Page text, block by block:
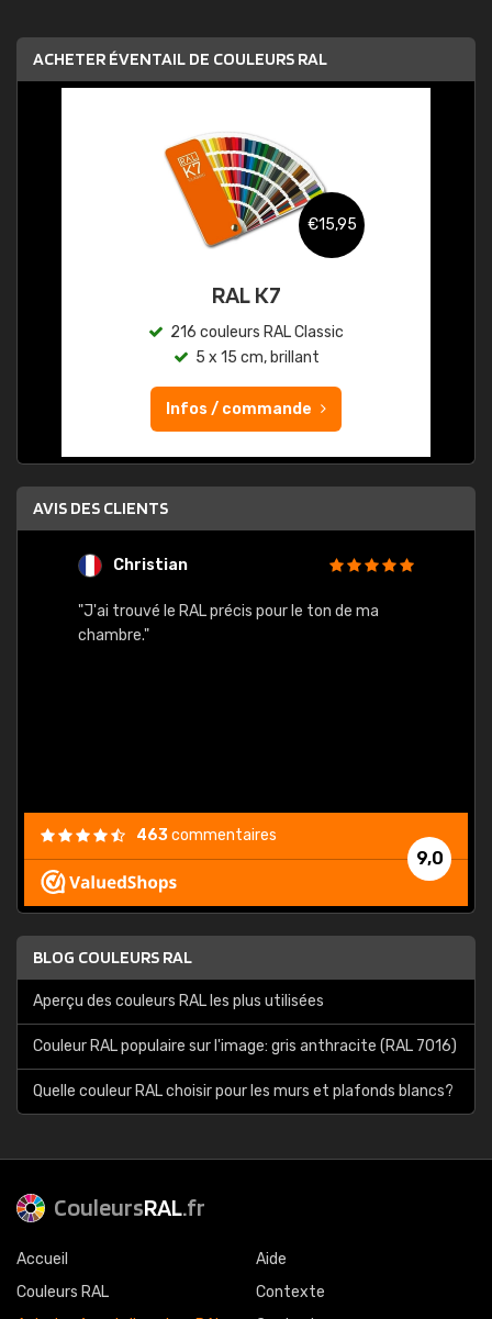
ACHETER ÉVENTAIL DE COULEURS RAL
€15,95
RAL K7
216 couleurs RAL Classic
5 x 15 cm, brillant
Infos / commande
AVIS DES CLIENTS
Christian
"J'ai trouvé le RAL précis pour le ton de ma
chambre."
9,0
463commentaires
BLOG COULEURS RAL
Aperçu des couleurs RAL les plus utilisées
Couleur RAL populaire sur l'image: gris anthracite (RAL 7016)
Quelle couleur RAL choisir pour les murs et plafonds blancs?
CouleursRAL.fr
Accueil
Couleurs RAL
Aide
Contexte